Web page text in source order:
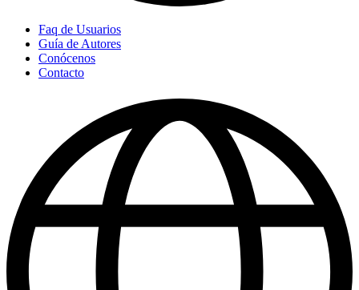
Faq de Usuarios
Guía de Autores
Conócenos
Contacto